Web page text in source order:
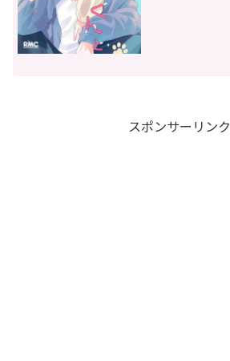
スポンサーリンク